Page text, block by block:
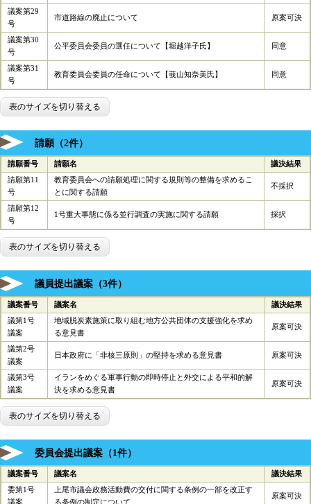
議案第29
号
市道路線の廃止について 原案可決
議案第30
号
公平委員会委員の選任について【堀越洋子氏】 同意
議案第31
号
教育委員会委員の任命について【莪山知奈美氏】 同意
表のサイズを切り替える
請願（2件）
請願番号 請願名 議決結果
請願第11
号
教育委員会への請願処理に関する規則等の整備を求めるこ
とに関する請願
不採択
請願第12
号
1号重大事態に係る並行調査の実施に関する請願 採択
表のサイズを切り替える
議員提出議案（3件）
議案番号 議案名 議決結果
議第1号
議案
地域脱炭素施策に取り組む地方公共団体の支援強化を求め
る意見書
原案可決
議第2号
議案
日本政府に「非核三原則」の堅持を求める意見書 原案可決
議第3号
議案
イランをめぐる軍事行動の即時停止と外交による平和的解
決を求める意見書
原案可決
表のサイズを切り替える
委員会提出議案（1件）
議案番号 議案名 議決結果
委第1号
議案
上尾市議会政務活動費の交付に関する条例の一部を改正す
る条例の制定について
原案可決